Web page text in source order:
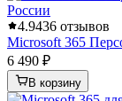
4.9436 отзывов
Microsoft 365
6 490 ₽
В корзину